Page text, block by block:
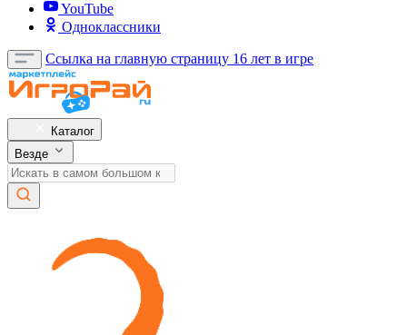
YouTube
Одноклассники
Ссылка на главную страницу 16 лет в игре
Каталог
Везде